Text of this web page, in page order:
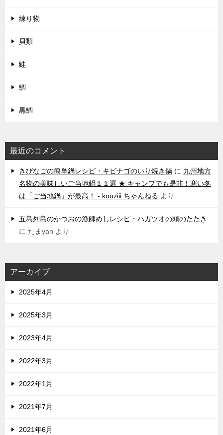
練り物
貝類
鮭
鯛
黒鯛
最近のコメント
きびなごの簡単鍋レシピ・キビナゴのいり焼き鍋 に 九州地方
名物の美味しいご当地鍋１１選 ★ キャンプでも是非！寒い冬
は「ご当地鍋」が最高！ - kouziii ちゃんねる より
五島列島のかつおの漁師めしレシピ・ハガツオの頭のたたき
に たまyan より
アーカイブ
2025年4月
2025年3月
2023年4月
2022年3月
2022年1月
2021年7月
2021年6月